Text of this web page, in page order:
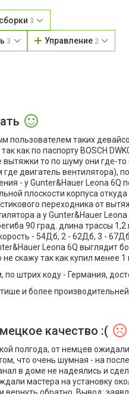
3
3 Управление 2
пользователем таких
так как по паспорту BOSCH
вытяжки то по шуму они где-
где двигатель вентилятора),
- у Gunter&Hauer Leona 6Q
плоскости корпуса
переходника от
а у Gunter&Hauer
90 град. длина трассы
- 54Дб, 2 - 62Дб, 3 -
Leona 6Q выглядит
скажу так как купил менее
по штрих коду - Германия,
и более
качество :(
полгода, от немцев
что очень шумная - на
в доме не надеялись и
мастера на установку